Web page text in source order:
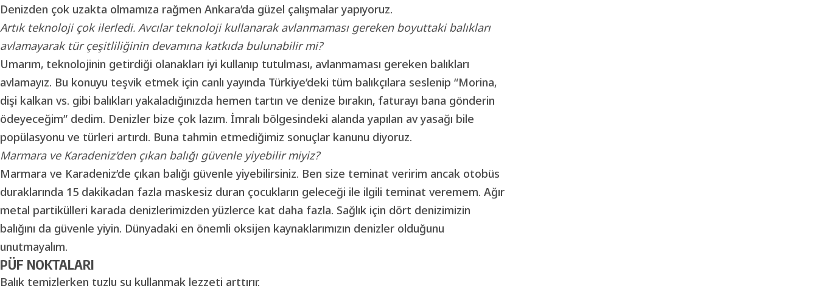
Denizden çok uzakta olmamıza rağmen Ankara’da güzel çalışmalar yapıyoruz.
Artık teknoloji çok ilerledi. Avcılar teknoloji kullanarak avlanmaması gereken boyuttaki balıkları
avlamayarak tür çeşitliliğinin devamına katkıda bulunabilir mi?
Umarım, teknolojinin getirdiği olanakları iyi kullanıp tutulması, avlanmaması gereken balıkları
avlamayız. Bu konuyu teşvik etmek için canlı yayında Türkiye’deki tüm balıkçılara seslenip “Morina,
dişi kalkan vs. gibi balıkları yakaladığınızda hemen tartın ve denize bırakın, faturayı bana gönderin
ödeyeceğim” dedim. Denizler bize çok lazım. İmralı bölgesindeki alanda yapılan av yasağı bile
popülasyonu ve türleri artırdı. Buna tahmin etmediğimiz sonuçlar kanunu diyoruz.
Marmara ve Karadeniz’den çıkan balığı güvenle yiyebilir miyiz?
Marmara ve Karadeniz’de çıkan balığı güvenle yiyebilirsiniz. Ben size teminat veririm ancak otobüs
duraklarında 15 dakikadan fazla maskesiz duran çocukların geleceği ile ilgili teminat veremem. Ağır
metal partikülleri karada denizlerimizden yüzlerce kat daha fazla. Sağlık için dört denizimizin
balığını da güvenle yiyin. Dünyadaki en önemli oksijen kaynaklarımızın denizler olduğunu
unutmayalım.
PÜF NOKTALARI
Balık temizlerken tuzlu su kullanmak lezzeti arttırır.